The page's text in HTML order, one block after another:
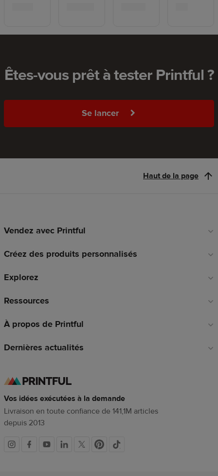
Êtes-vous prêt à tester Printful ?
Se lancer
Haut de la page
Liens
pied
page
Vendez avec Printful
Créez des produits personnalisés
Explorez
Ressources
À propos de Printful
Dernières actualités
Vos idées exécutées à la demande
Livraison en toute confiance de 141,1M articles
depuis 2013
Liens